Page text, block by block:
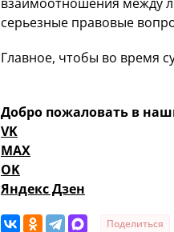
серьезные правовые
Главное, чтобы во время
Добро пожаловать в
VK
MAX
OK
Яндекс Дзен
Поделиться